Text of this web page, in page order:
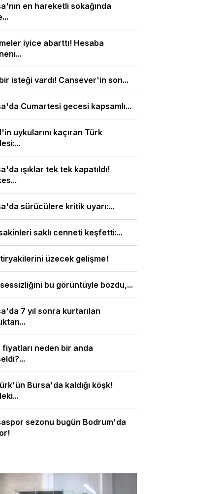
en hareketli sokağında
iyice abarttı! Hesaba
isteği vardı! Cansever'in son...
Cumartesi gecesi kapsamlı...
uykularını kaçıran Türk
ışıklar tek tek kapatıldı!
sürücülere kritik uyarı:...
saklı cenneti keşfetti:...
üzecek gelişme!
bu görüntüyle bozdu,...
7 yıl sonra kurtarılan
fiyatları neden bir anda
Bursa'da kaldığı köşk!
sezonu bugün Bodrum'da